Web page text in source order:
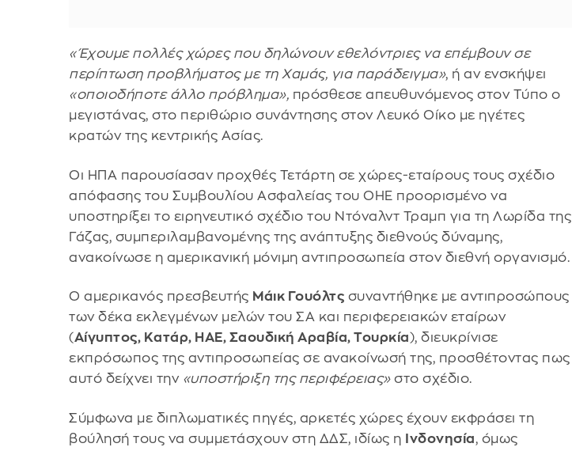
«Έχουμε πολλές χώρες που δηλώνουν εθελόντριες να επέμβουν σε
περίπτωση προβλήματος με τη Χαμάς, για παράδειγμα», ή αν ενσκήψει
«οποιοδήποτε άλλο πρόβλημα», πρόσθεσε απευθυνόμενος στον Τύπο ο
μεγιστάνας, στο περιθώριο συνάντησης στον Λευκό Οίκο με ηγέτες
κρατών της κεντρικής Ασίας.
Οι ΗΠΑ παρουσίασαν προχθές Τετάρτη σε χώρες-εταίρους τους σχέδιο
απόφασης του Συμβουλίου Ασφαλείας του ΟΗΕ προορισμένο να
υποστηρίξει το ειρηνευτικό σχέδιο του Ντόναλντ Τραμπ για τη Λωρίδα της
Γάζας, συμπεριλαμβανομένης της ανάπτυξης διεθνούς δύναμης,
ανακοίνωσε η αμερικανική μόνιμη αντιπροσωπεία στον διεθνή οργανισμό.
Ο αμερικανός πρεσβευτής Μάικ Γουόλτς συναντήθηκε με αντιπροσώπους
των δέκα εκλεγμένων μελών του ΣΑ και περιφερειακών εταίρων
(Αίγυπτος, Κατάρ, ΗΑΕ, Σαουδική Αραβία, Τουρκία), διευκρίνισε
εκπρόσωπος της αντιπροσωπείας σε ανακοίνωσή της, προσθέτοντας πως
αυτό δείχνει την «υποστήριξη της περιφέρειας»στο σχέδιο.
Σύμφωνα με διπλωματικές πηγές, αρκετές χώρες έχουν εκφράσει τη
βούλησή τους να συμμετάσχουν στη ΔΔΣ, ιδίως η
Ινδονησία, όμως